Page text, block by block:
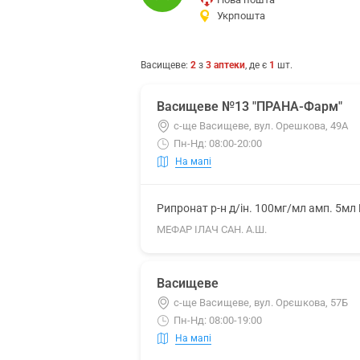
Укрпошта
Васищеве: 2 з 3 аптеки, де є 1 шт.
Васищеве №13 "ПРАНА-Фарм"
с-ще Васищеве, вул. Орешкова, 49А
Пн-Нд: 08:00-20:00
На мапі
Рипронат р-н д/ін. 100мг/мл амп.
МЕФАР ІЛАЧ САН. А.Ш.
Васищеве
с-ще Васищеве, вул. Орєшкова, 57Б
Пн-Нд: 08:00-19:00
На мапі